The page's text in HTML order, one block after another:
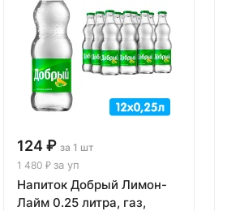
124 ₽ за 1 шт
1 480 ₽ за уп
Напиток Добрый Лимон-
Лайм 0.25 литра, газ,